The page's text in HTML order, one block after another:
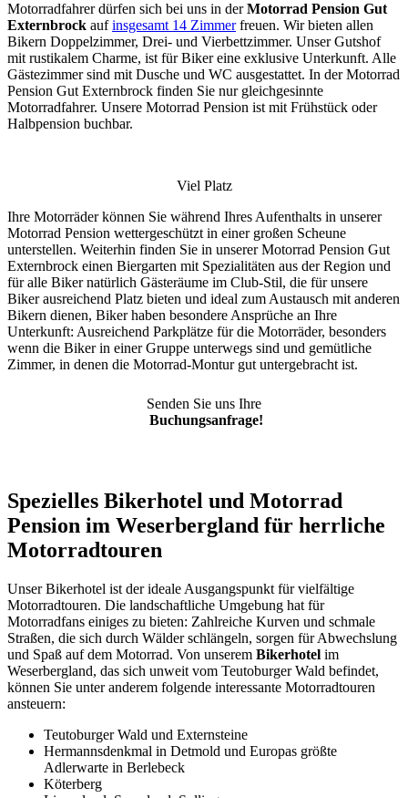
Motorradfahrer dürfen sich bei uns in derMotorrad Pension Gut
Externbrock aufinsgesamt 14 Zimmerfreuen. Wir bieten allen
Bikern Doppelzimmer, Drei- und Vierbettzimmer. Unser Gutshof
mit rustikalem Charme, ist für Biker eine exklusive Unterkunft. Alle
Gästezimmer sind mit Dusche und WC ausgestattet. In der Motorrad
Pension Gut Externbrock finden Sie nur gleichgesinnte
Motorradfahrer. Unsere Motorrad Pension ist mit Frühstück oder
Halbpension buchbar.
Viel Platz
Ihre Motorräder können Sie während Ihres Aufenthalts in unserer
Motorrad Pension wettergeschützt in einer großen Scheune
unterstellen. Weiterhin finden Sie in unserer Motorrad Pension Gut
Externbrock einen Biergarten mit Spezialitäten aus der Region und
für alle Biker natürlich Gästeräume im Club-Stil, die für unsere
Biker ausreichend Platz bieten und ideal zum Austausch mit anderen
Bikern dienen, Biker haben besondere Ansprüche an Ihre
Unterkunft: Ausreichend Parkplätze für die Motorräder, besonders
wenn die Biker in einer Gruppe unterwegs sind und gemütliche
Zimmer, in denen die Motorrad-Montur gut untergebracht ist.
Senden Sie uns Ihre
Buchungsanfrage!
Spezielles Bikerhotel und Motorrad
Pension im Weserbergland für herrliche
Motorradtouren
Unser Bikerhotel ist der ideale Ausgangspunkt für vielfältige
Motorradtouren. Die landschaftliche Umgebung hat für
Motorradfans einiges zu bieten: Zahlreiche Kurven und schmale
Straßen, die sich durch Wälder schlängeln, sorgen für Abwechslung
und Spaß auf dem Motorrad. Von unserem Bikerhotel im
Weserbergland, das sich unweit vom Teutoburger Wald befindet,
können Sie unter anderem folgende interessante Motorradtouren
ansteuern:
Teutoburger Wald und Externsteine
Hermannsdenkmal in Detmold und Europas größte
Adlerwarte in Berlebeck
Köterberg